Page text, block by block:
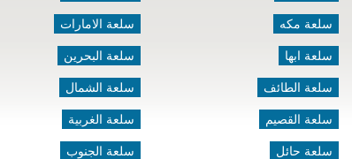
سلعة مكه
سلعة ابها
سلعة الطائف
سلعة القصيم
سلعة حائل
سلعة الامارات
سلعة البحرين
سلعة الشمال
سلعة الغربية
سلعة الجنوب